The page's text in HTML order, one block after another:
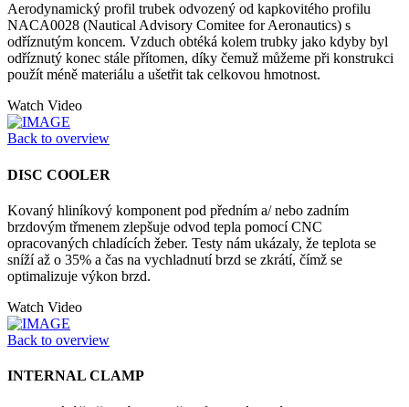
Aerodynamický profil trubek odvozený od kapkovitého profilu
NACA0028 (Nautical Advisory Comitee for Aeronautics) s
odříznutým koncem. Vzduch obtéká kolem trubky jako kdyby byl
odříznutý konec stále přítomen, díky čemuž můžeme při konstrukci
použít méně materiálu a ušetřit tak celkovou hmotnost.
Watch Video
Back to overview
DISC COOLER
Kovaný hliníkový komponent pod předním a/ nebo zadním
brzdovým třmenem zlepšuje odvod tepla pomocí CNC
opracovaných chladících žeber. Testy nám ukázaly, že teplota se
sníží až o 35% a čas na vychladnutí brzd se zkrátí, čímž se
optimalizuje výkon brzd.
Watch Video
Back to overview
INTERNAL CLAMP